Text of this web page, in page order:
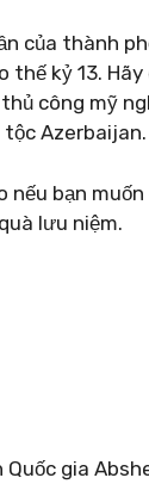
của thành
kỷ 13.
công mỹ
Azerbaijan.
nếu bạn
lưu niệm.
gia